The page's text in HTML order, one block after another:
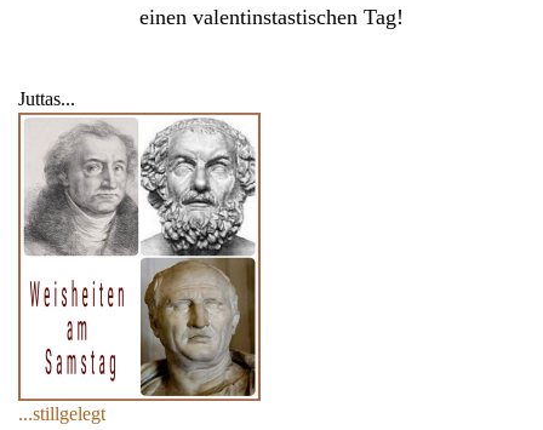
einen valentinstastischen Tag!
Juttas...
...stillgelegt